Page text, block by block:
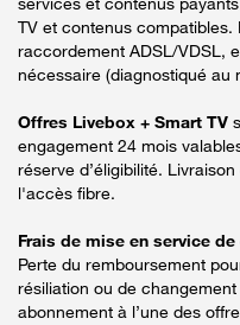
TV et contenus
raccordement ADSL/VDSL,
nécessaire (diagnostiqué au
Offres Livebox + Smart TV
engagement 24 mois
réserve d’éligibilité.
l'accès fibre.
Frais de mise en service
Perte du remboursement
résiliation ou de
abonnement à l’une des